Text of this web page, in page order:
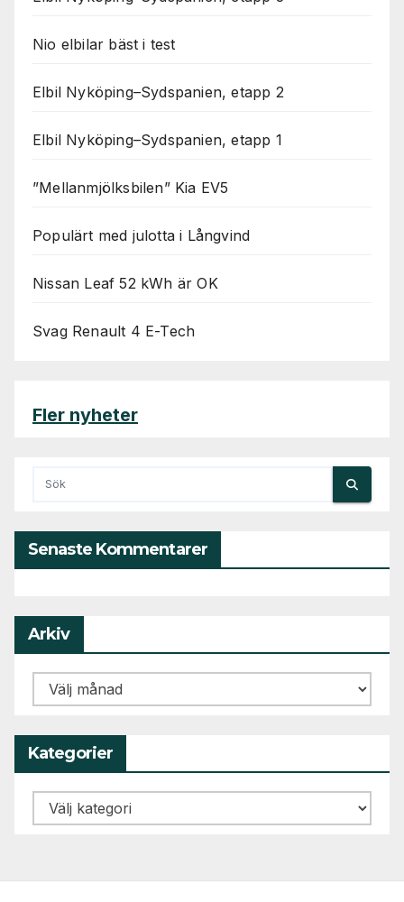
Nio elbilar bäst i test
Elbil Nyköping–Sydspanien, etapp 2
Elbil Nyköping–Sydspanien, etapp 1
”Mellanmjölksbilen” Kia EV5
Populärt med julotta i Långvind
Nissan Leaf 52 kWh är OK
Svag Renault 4 E-Tech
Fler nyheter
Senaste Kommentarer
Arkiv
Arkiv
Kategorier
Kategorier